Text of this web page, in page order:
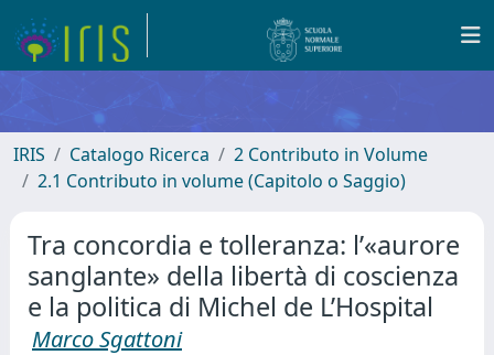
IRIS Catalogo Ricerca
2 Contributo in Volume
2.1 Contributo in volume (Capitolo o Saggio)
Tra concordia e tolleranza: l’«aurore
sanglante» della libertà di coscienza
e la politica di Michel de L’Hospital
Marco Sgattoni